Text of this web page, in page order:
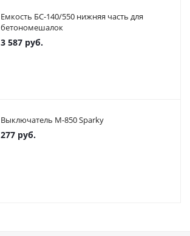
Емкость БС-140/550 нижняя часть для
бетономешалок
3 587 руб.
Выключатель М-850 Sparky
277 руб.